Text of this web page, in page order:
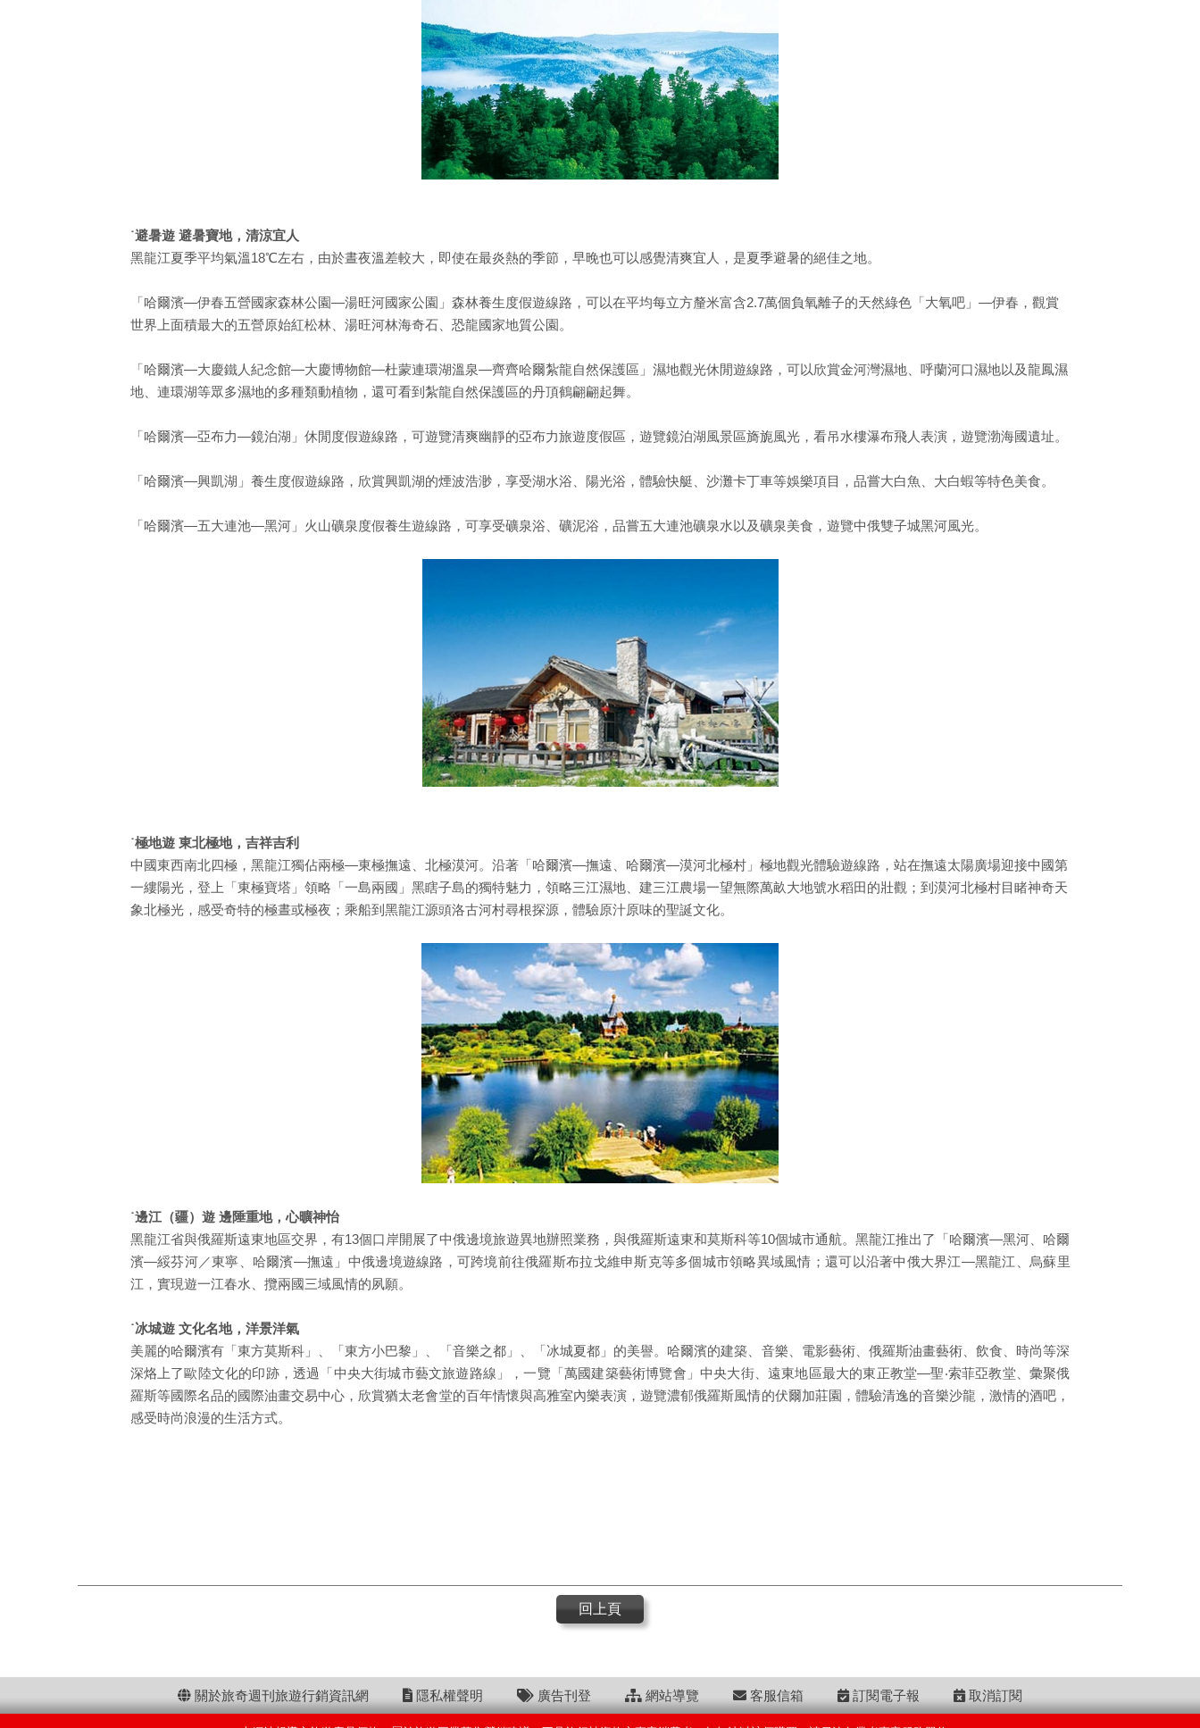
˙避暑遊 避暑寶地，清涼宜人
黑龍江夏季平均氣溫18℃左右，由於晝夜溫差較大，即使在最炎熱的季節，早晚也可以感覺清爽宜人，是夏季避暑的絕佳之地。
「哈爾濱—伊春五營國家森林公園—湯旺河國家公園」森林養生度假遊線路，可以在平均每立方釐米富含2.7萬個負氧離子的天然綠色「大氧吧」—伊春，觀賞
世界上面積最大的五營原始紅松林、湯旺河林海奇石、恐龍國家地質公園。
「哈爾濱—大慶鐵人紀念館—大慶博物館—杜蒙連環湖溫泉—齊齊哈爾紮龍自然保護區」濕地觀光休閒遊線路，可以欣賞金河灣濕地、呼蘭河口濕地以及龍鳳濕
地、連環湖等眾多濕地的多種類動植物，還可看到紮龍自然保護區的丹頂鶴翩翩起舞。
「哈爾濱—亞布力—鏡泊湖」休閒度假遊線路，可遊覽清爽幽靜的亞布力旅遊度假區，遊覽鏡泊湖風景區旖旎風光，看吊水樓瀑布飛人表演，遊覽渤海國遺址。
「哈爾濱—興凱湖」養生度假遊線路，欣賞興凱湖的煙波浩渺，享受湖水浴、陽光浴，體驗快艇、沙灘卡丁車等娛樂項目，品嘗大白魚、大白蝦等特色美食。
「哈爾濱—五大連池—黑河」火山礦泉度假養生遊線路，可享受礦泉浴、礦泥浴，品嘗五大連池礦泉水以及礦泉美食，遊覽中俄雙子城黑河風光。
˙極地遊 東北極地，吉祥吉利
中國東西南北四極，黑龍江獨佔兩極—東極撫遠、北極漠河。沿著「哈爾濱—撫遠、哈爾濱—漠河北極村」極地觀光體驗遊線路，站在撫遠太陽廣場迎接中國第
一縷陽光，登上「東極寶塔」領略「一島兩國」黑瞎子島的獨特魅力，領略三江濕地、建三江農場一望無際萬畝大地號水稻田的壯觀；到漠河北極村目睹神奇天
象北極光，感受奇特的極晝或極夜；乘船到黑龍江源頭洛古河村尋根探源，體驗原汁原味的聖誕文化。
˙邊江（疆）遊 邊陲重地，心曠神怡
黑龍江省與俄羅斯遠東地區交界，有13個口岸開展了中俄邊境旅遊異地辦照業務，與俄羅斯遠東和莫斯科等10個城市通航。黑龍江推出了「哈爾濱—黑河、哈爾
濱—綏芬河／東寧、哈爾濱—撫遠」中俄邊境遊線路，可跨境前往俄羅斯布拉戈維申斯克等多個城市領略異域風情；還可以沿著中俄大界江—黑龍江、烏蘇里
江，實現遊一江春水、攬兩國三域風情的夙願。
˙冰城遊 文化名地，洋景洋氣
美麗的哈爾濱有「東方莫斯科」、「東方小巴黎」、「音樂之都」、「冰城夏都」的美譽。哈爾濱的建築、音樂、電影藝術、俄羅斯油畫藝術、飲食、時尚等深
深烙上了歐陸文化的印跡，透過「中央大街城市藝文旅遊路線」，一覽「萬國建築藝術博覽會」中央大街、遠東地區最大的東正教堂—聖‧索菲亞教堂、彙聚俄
羅斯等國際名品的國際油畫交易中心，欣賞猶太老會堂的百年情懷與高雅室內樂表演，遊覽濃郁俄羅斯風情的伏爾加莊園，體驗清逸的音樂沙龍，激情的酒吧，
感受時尚浪漫的生活方式。
回上頁
關於旅奇週刊旅遊行銷資訊網 隱私權聲明 廣告刊登 網站導覽 客服信箱 訂閱電子報 取消訂閱